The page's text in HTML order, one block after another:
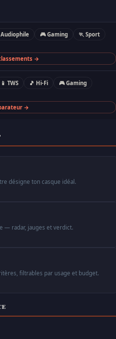
Audiophile 🎮 Gaming
🏃 Sport
→
📱 TWS 🎵 Hi-Fi
🎮 Gaming
→
désigne ton casque idéal.
— radar, jauges et verdict.
filtrables par usage et budget.